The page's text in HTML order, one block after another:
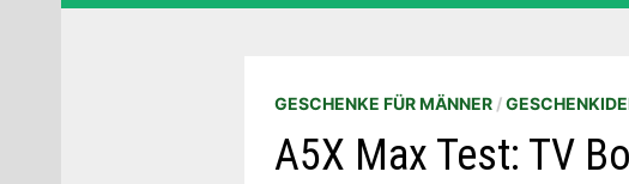
GESCHENKE FÜR MÄNNER/
A5X Max Test: TV